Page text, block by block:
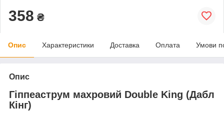
358 ₴
Опис Характеристики Доставка Оплата Умови
Опис
Гіппеаструм махровий Double King (Дабл
Кінг)